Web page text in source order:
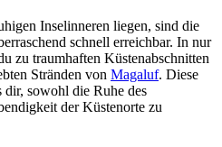
Inselinneren liegen, sind die
schnell erreichbar. In nur
zu traumhaften Küstenabschnitten
Stränden von Magaluf. Diese
sowohl die Ruhe des
der Küstenorte zu